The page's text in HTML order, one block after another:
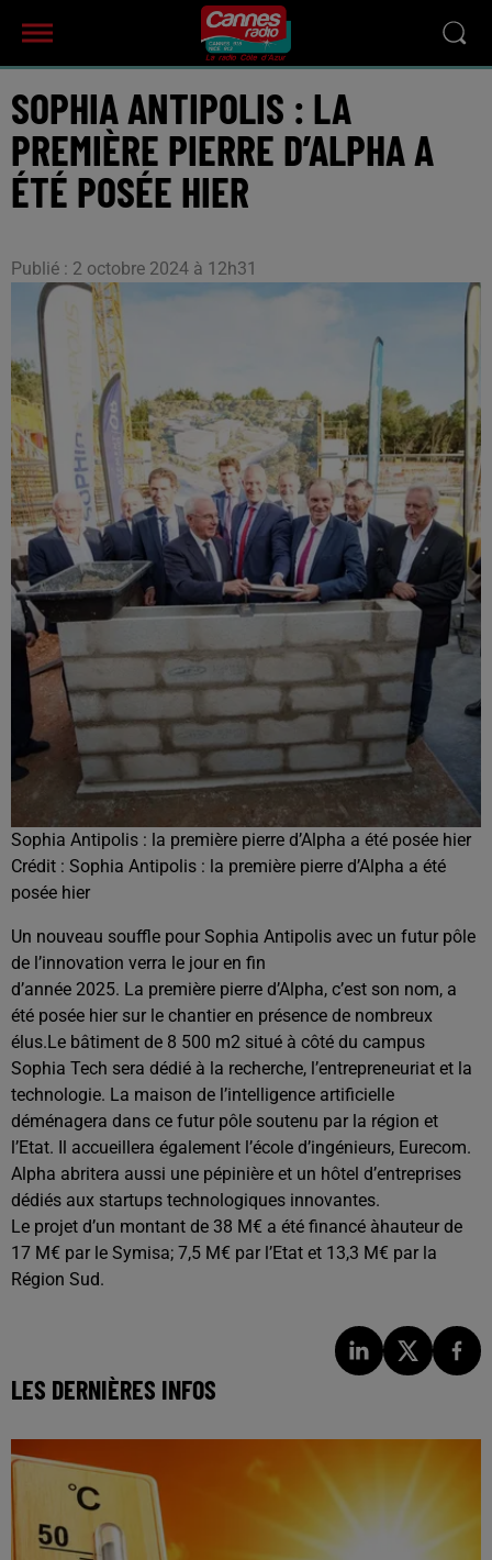
SOPHIA ANTIPOLIS : LA
PREMIÈRE PIERRE D’ALPHA A
ÉTÉ POSÉE HIER
Publié : 2 octobre 2024 à 12h31
Sophia Antipolis : la première pierre d’Alpha a été posée hier
Crédit : Sophia Antipolis : la première pierre d’Alpha a été
posée hier
Un nouveau souffle pour Sophia Antipolis avec un futur pôle
de l’innovation verra le jour en fin
d’année 2025. La première pierre d’Alpha, c’est son nom, a
été posée hier sur le chantier en présence de nombreux
élus.Le bâtiment de 8 500 m2 situé à côté du campus
Sophia Tech sera dédié à la recherche, l’entrepreneuriat et la
technologie. La maison de l’intelligence artificielle
déménagera dans ce futur pôle soutenu par la région et
l’Etat. Il accueillera également l’école d’ingénieurs, Eurecom.
Alpha abritera aussi une pépinière et un hôtel d’entreprises
dédiés aux startups technologiques innovantes.
Le projet d’un montant de 38 M€ a été financé àhauteur de
17 M€ par le Symisa; 7,5 M€ par l’Etat et 13,3 M€ par la
Région Sud.
LES DERNIÈRES INFOS